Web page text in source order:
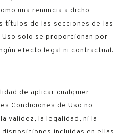
una renuncia a dicho
títulos de las secciones de las
solo se proporcionan por
efecto legal ni contractual.
de aplicar cualquier
Condiciones de Uso no
validez, la legalidad, ni la